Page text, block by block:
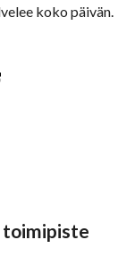
koko päivän.
toimipiste